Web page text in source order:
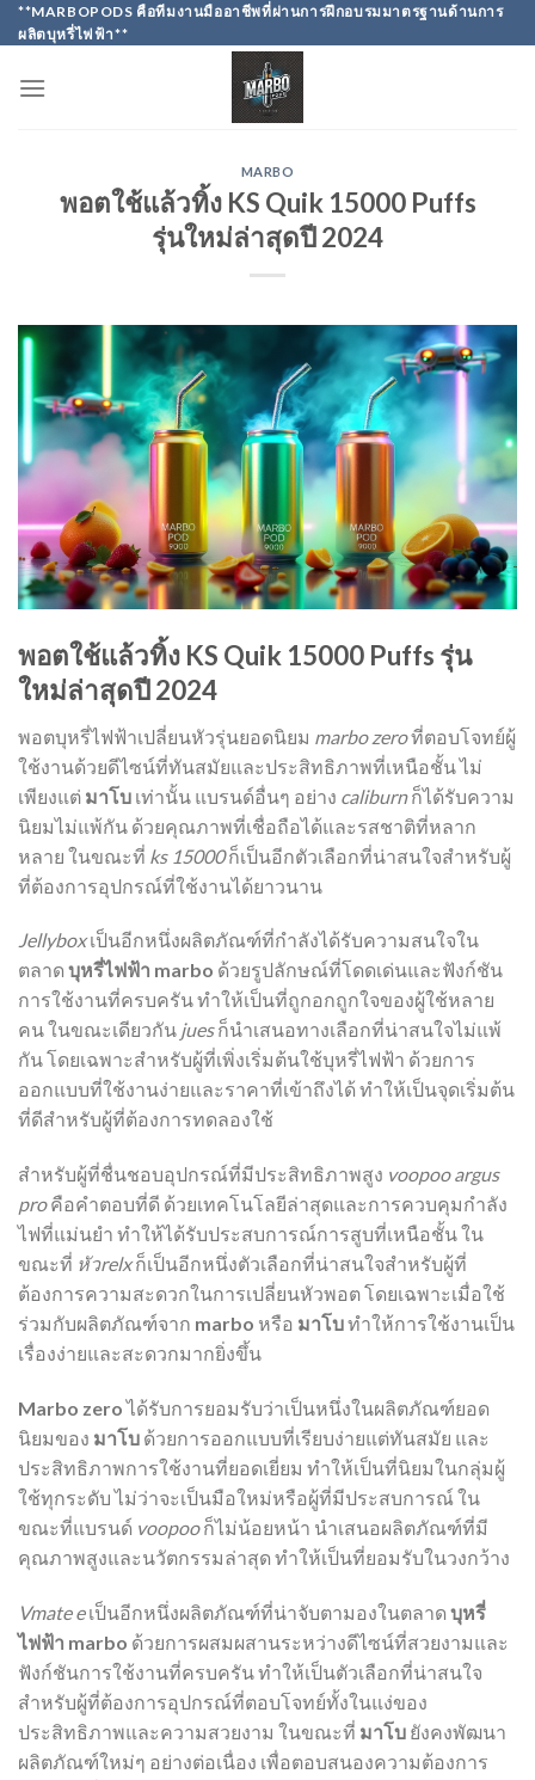
Skip
to
**MARBOPODS คือทีมงานมืออาชีพที่ผ่านการฝึกอบรมมาตรฐานด้านการ
ผลิตบุหรี่ไฟฟ้า**
MARBO
พอตใช้แล้วทิ้ง KS Quik 15000 Puffs
รุ่นใหม่ล่าสุดปี 2024
พอตใช้แล้วทิ้ง KS Quik 15000 Puffs รุ่น
ใหม่ล่าสุดปี 2024
พอตบุหรี่ไฟฟ้าเปลี่ยนหัวรุ่นยอดนิยม marbo zeroที่ตอบโจทย์ผู้
ใช้งานด้วยดีไซน์ที่ทันสมัยและประสิทธิภาพที่เหนือชั้น ไม่
เพียงแต่ มาโบ เท่านั้น แบรนด์อื่นๆ อย่าง caliburnก็ได้รับความ
นิยมไม่แพ้กัน ด้วยคุณภาพที่เชื่อถือได้และรสชาติที่หลาก
หลาย ในขณะที่ ks 15000ก็เป็นอีกตัวเลือกที่น่าสนใจสำหรับผู้
ที่ต้องการอุปกรณ์ที่ใช้งานได้ยาวนาน
Jellyboxเป็นอีกหนึ่งผลิตภัณฑ์ที่กำลังได้รับความสนใจใน
ตลาด บุหรี่ไฟฟ้า marbo ด้วยรูปลักษณ์ที่โดดเด่นและฟังก์ชัน
การใช้งานที่ครบครัน ทำให้เป็นที่ถูกอกถูกใจของผู้ใช้หลาย
คน ในขณะเดียวกัน juesก็นำเสนอทางเลือกที่น่าสนใจไม่แพ้
กัน โดยเฉพาะสำหรับผู้ที่เพิ่งเริ่มต้นใช้บุหรี่ไฟฟ้า ด้วยการ
ออกแบบที่ใช้งานง่ายและราคาที่เข้าถึงได้ ทำให้เป็นจุดเริ่มต้น
ที่ดีสำหรับผู้ที่ต้องการทดลองใช้
สำหรับผู้ที่ชื่นชอบอุปกรณ์ที่มีประสิทธิภาพสูง voopoo argus
proคือคำตอบที่ดี ด้วยเทคโนโลยีล่าสุดและการควบคุมกำลัง
ไฟที่แม่นยำ ทำให้ได้รับประสบการณ์การสูบที่เหนือชั้น ใน
ขณะที่ หัวrelxก็เป็นอีกหนึ่งตัวเลือกที่น่าสนใจสำหรับผู้ที่
ต้องการความสะดวกในการเปลี่ยนหัวพอต โดยเฉพาะเมื่อใช้
ร่วมกับผลิตภัณฑ์จาก marbo หรือ มาโบทำให้การใช้งานเป็น
เรื่องง่ายและสะดวกมากยิ่งขึ้น
Marbo zeroได้รับการยอมรับว่าเป็นหนึ่งในผลิตภัณฑ์ยอด
นิยมของ มาโบ ด้วยการออกแบบที่เรียบง่ายแต่ทันสมัย และ
ประสิทธิภาพการใช้งานที่ยอดเยี่ยม ทำให้เป็นที่นิยมในกลุ่มผู้
ใช้ทุกระดับ ไม่ว่าจะเป็นมือใหม่หรือผู้ที่มีประสบการณ์ ใน
ขณะที่แบรนด์ voopooก็ไม่น้อยหน้า นำเสนอผลิตภัณฑ์ที่มี
คุณภาพสูงและนวัตกรรมล่าสุด ทำให้เป็นที่ยอมรับในวงกว้าง
Vmate eเป็นอีกหนึ่งผลิตภัณฑ์ที่น่าจับตามองในตลาด บุหรี่
ไฟฟ้า marbo ด้วยการผสมผสานระหว่างดีไซน์ที่สวยงามและ
ฟังก์ชันการใช้งานที่ครบครัน ทำให้เป็นตัวเลือกที่น่าสนใจ
สำหรับผู้ที่ต้องการอุปกรณ์ที่ตอบโจทย์ทั้งในแง่ของ
ประสิทธิภาพและความสวยงาม ในขณะที่ มาโบ ยังคงพัฒนา
ผลิตภัณฑ์ใหม่ๆ อย่างต่อเนื่อง เพื่อตอบสนองความต้องการ